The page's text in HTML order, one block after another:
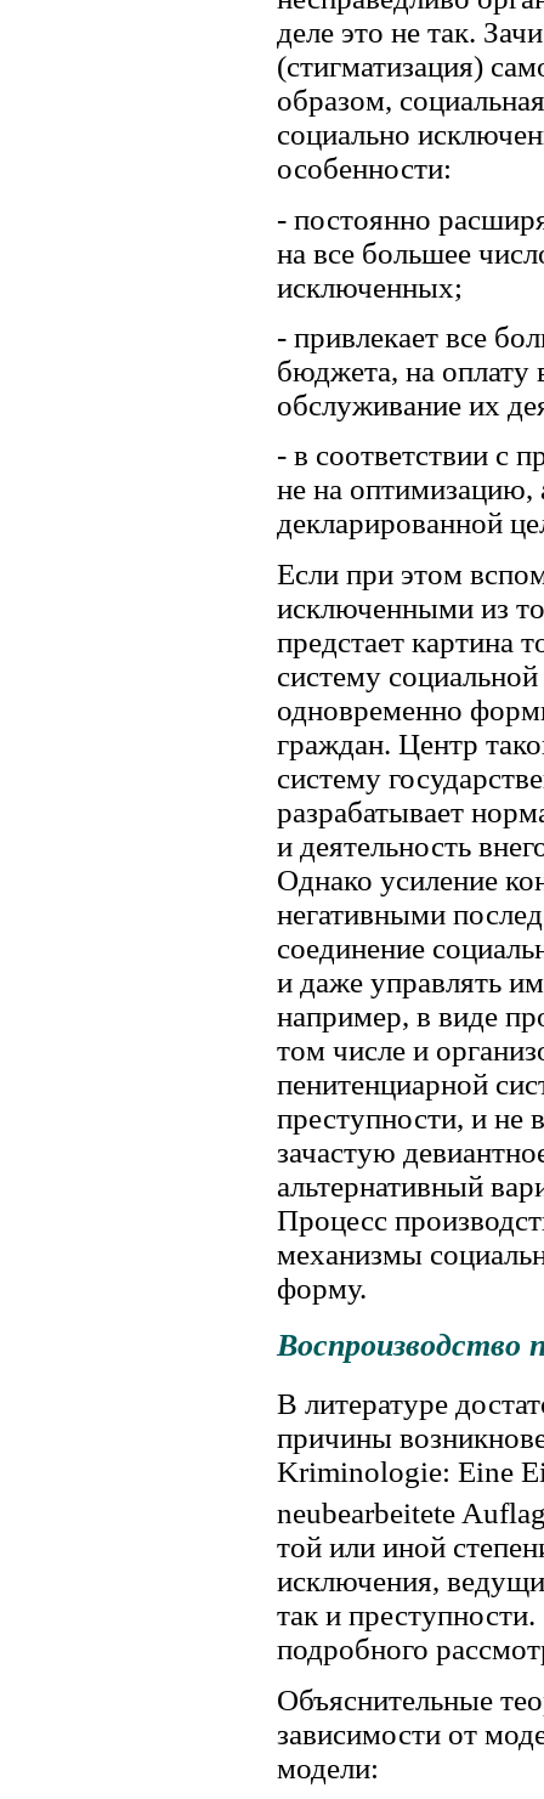
деле это не так.
(стигматизация)
образом,
социально
особенности:
- постоянно
на все большее
исключенных;
- привлекает все
бюджета, на оплату
обслуживание их
- в соответствии с
не на
декларированной
Если при этом
исключенными из
предстает картина
систему
одновременно
граждан. Центр
систему
разрабатывает
и деятельность
Однако усиление
негативными
соединение
и даже управлять
например, в виде
том числе и
пенитенциарной
преступности, и не
зачастую
альтернативный
Процесс
механизмы
форму.
Воспроизводство
В литературе
причины
Kriminologie: Eine
neubearbeitete
той или иной
исключения,
так и
подробного
Объяснительные
зависимости от
модели: